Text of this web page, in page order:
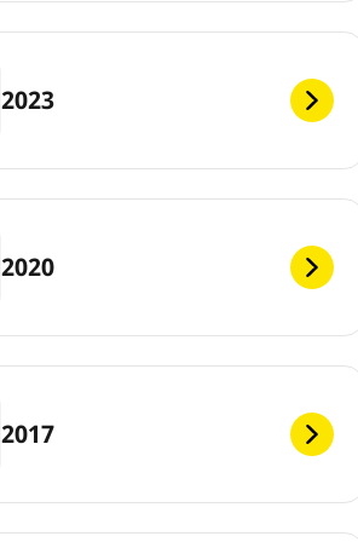
2023
2020
2017